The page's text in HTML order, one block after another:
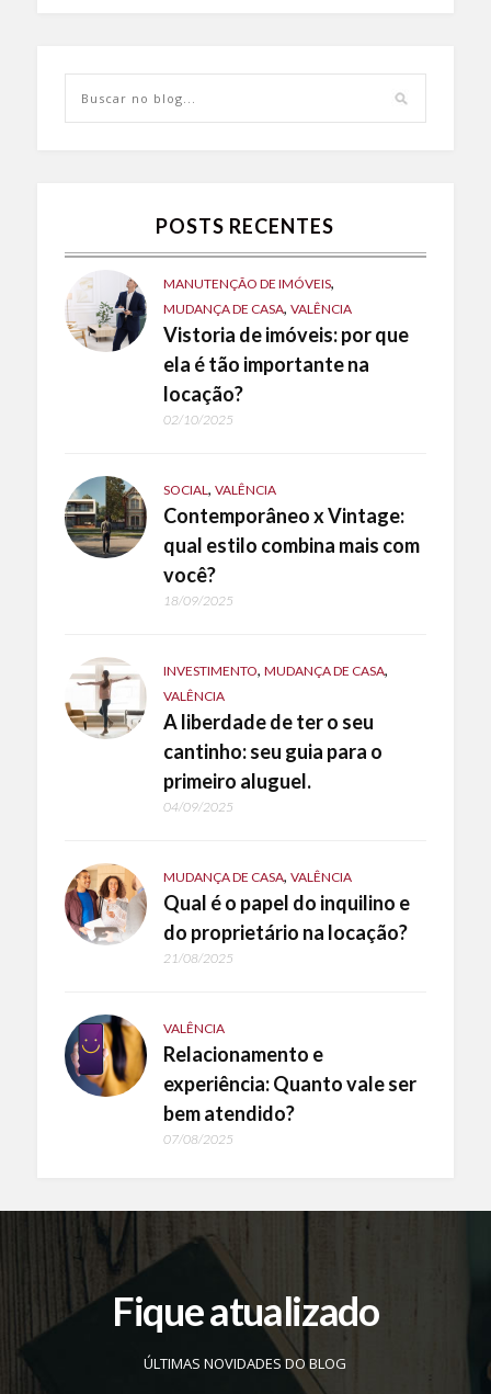
POSTS RECENTES
MANUTENÇÃO DE IMÓVEIS,
MUDANÇA DE CASA, VALÊNCIA
Vistoria de imóveis: por que
ela é tão importante na
locação?
02/10/2025
SOCIAL, VALÊNCIA
Contemporâneo x Vintage:
qual estilo combina mais com
você?
18/09/2025
INVESTIMENTO, MUDANÇA DE CASA,
VALÊNCIA
A liberdade de ter o seu
cantinho: seu guia para o
primeiro aluguel.
04/09/2025
MUDANÇA DE CASA, VALÊNCIA
Qual é o papel do inquilino e
do proprietário na locação?
21/08/2025
VALÊNCIA
Relacionamento e
experiência: Quanto vale ser
bem atendido?
07/08/2025
Fique atualizado
ÚLTIMAS NOVIDADES DO BLOG